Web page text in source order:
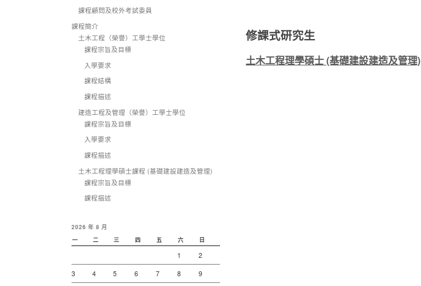
修課式研究生
土木工程理學碩士 (基礎建設建造及管理)
課程顧問及校外考試委員
課程簡介
土木工程（榮譽）工學士學位
課程宗旨及目標
入學要求
課程結構
課程描述
建造工程及管理（榮譽）工學士學位
課程宗旨及目標
入學要求
課程描述
土木工程理學碩士課程 (基礎建設建造及管理)
課程宗旨及目標
課程描述
2026 年 8 月
一 二 三 四 五 六 日
1
2
3
4 5 6 7 8
9